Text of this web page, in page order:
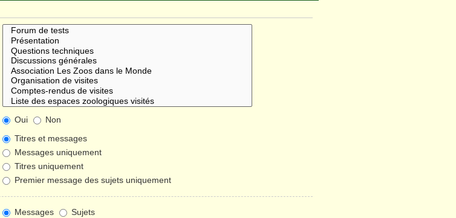
Oui
Non
Titres et messages
Messages uniquement
Titres uniquement
Premier message des sujets uniquement
Messages
Sujets